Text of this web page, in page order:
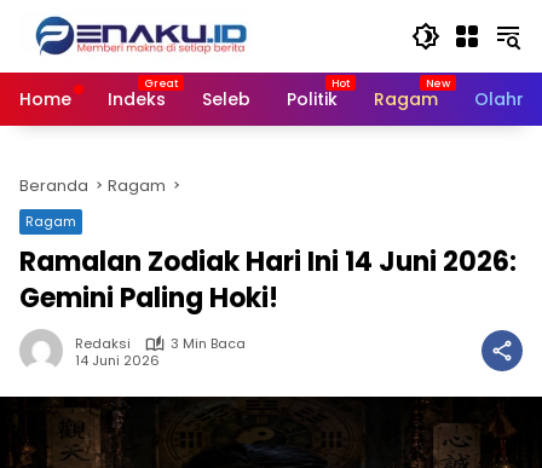
Langsung
konten
Home
Indeks Seleb Politik Ragam
Beranda Ragam
Ragam
Ramalan Zodiak Hari Ini 14 Juni 2026:
Gemini Paling Hoki!
Redaksi
3 Min Baca
14 Juni 2026